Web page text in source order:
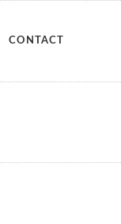
CONTACT